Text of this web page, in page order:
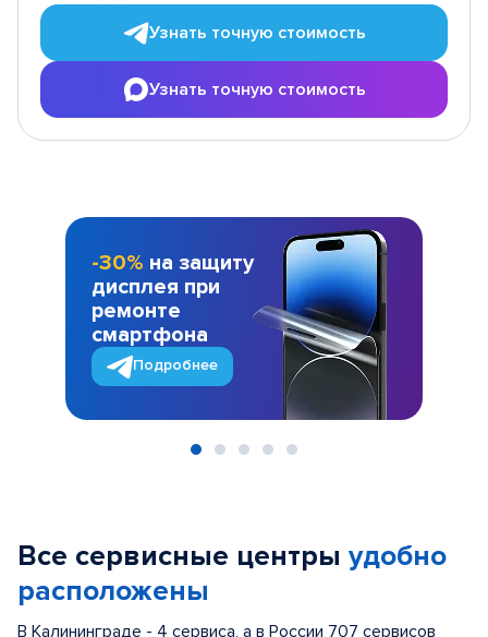
Узнать точную стоимость
Узнать точную стоимость
-30% на защиту
дисплея при
ремонте
смартфона
Подробнее
Все сервисные центры удобно
расположены
В Калининграде - 4 сервиса, а в России 707 сервисов